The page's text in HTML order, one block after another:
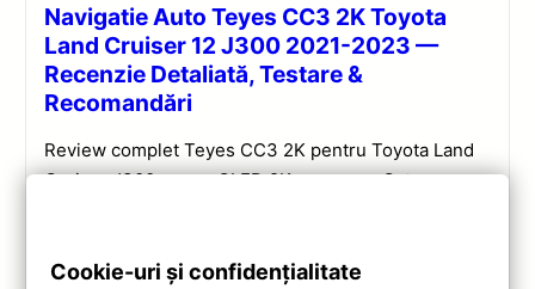
Navigatie Auto Teyes CC3 2K Toyota
Land Cruiser 12 J300 2021-2023 —
Recenzie Detaliată, Testare &
Recomandări
Review complet Teyes CC3 2K pentru Toyota Land
Cruiser J300: ecran QLED 2K, procesor Octa-core
Cookie-uri și confidențialitate